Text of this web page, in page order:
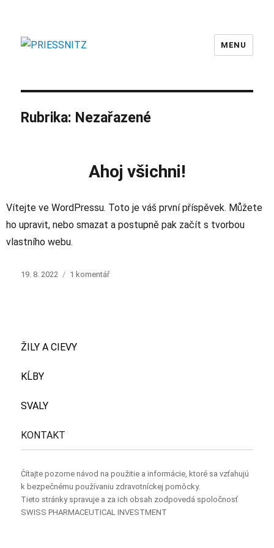
MENU
Rubrika: Nezařazené
Ahoj všichni!
Vítejte ve WordPressu. Toto je váš první příspěvek. Můžete
ho upravit, nebo smazat a postupně pak začít s tvorbou
vlastního webu.
Publikováno:
19. 8. 2022 1 komentářu
ŽILY A CIEVY
KĹBY
SVALY
KONTAKT
Čítajte pozorne návod na použitie a informácie, ktoré sa vzťahujú
k bezpečnému používaniu zdravotníckej pomôcky.
Tieto stránky spravuje a za ich obsah zodpovedá spoločnosť
SWISS PHARMACEUTICAL INVESTMENT